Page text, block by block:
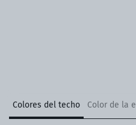
Colores del techo Color de la